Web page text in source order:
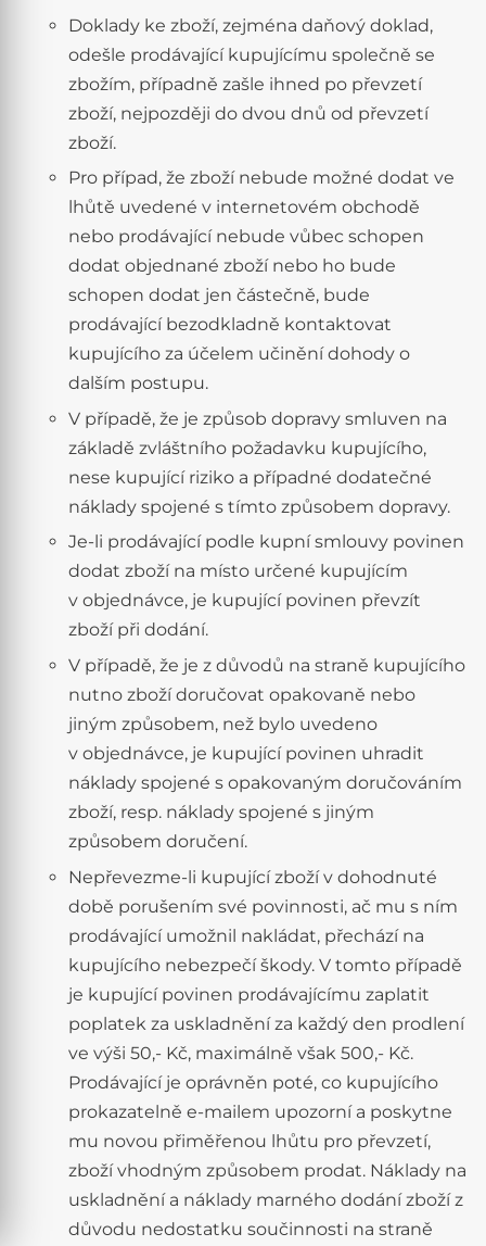
Doklady ke zboží, zejména daňový doklad,
odešle prodávající kupujícímu společně se
zbožím, případně zašle ihned po převzetí
zboží, nejpozději do dvou dnů od převzetí
zboží.
Pro případ, že zboží nebude možné dodat ve
lhůtě uvedené v internetovém obchodě
nebo prodávající nebude vůbec schopen
dodat objednané zboží nebo ho bude
schopen dodat jen částečně, bude
prodávající bezodkladně kontaktovat
kupujícího za účelem učinění dohody o
dalším postupu.
V případě, že je způsob dopravy smluven na
základě zvláštního požadavku kupujícího,
nese kupující riziko a případné dodatečné
náklady spojené s tímto způsobem dopravy.
Je-li prodávající podle kupní smlouvy povinen
dodat zboží na místo určené kupujícím
v objednávce, je kupující povinen převzít
zboží při dodání.
V případě, že je z důvodů na straně kupujícího
nutno zboží doručovat opakovaně nebo
jiným způsobem, než bylo uvedeno
v objednávce, je kupující povinen uhradit
náklady spojené s opakovaným doručováním
zboží, resp. náklady spojené s jiným
způsobem doručení.
Nepřevezme-li kupující zboží v dohodnuté
době porušením své povinnosti, ač mu s ním
prodávající umožnil nakládat, přechází na
kupujícího nebezpečí škody. V tomto případě
je kupující povinen prodávajícímu zaplatit
poplatek za uskladnění za každý den prodlení
ve výši 50,- Kč, maximálně však 500,- Kč.
Prodávající je oprávněn poté, co kupujícího
prokazatelně e-mailem upozorní a poskytne
mu novou přiměřenou lhůtu pro převzetí,
zboží vhodným způsobem prodat. Náklady na
uskladnění a náklady marného dodání zboží z
důvodu nedostatku součinnosti na straně